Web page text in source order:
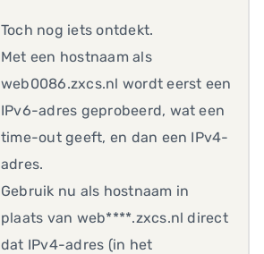
Toch nog iets ontdekt.
Met een hostnaam als
web0086.zxcs.nl wordt eerst een
IPv6-adres geprobeerd, wat een
time-out geeft, en dan een IPv4-
adres.
Gebruik nu als hostnaam in
plaats van web****.zxcs.nl direct
dat IPv4-adres (in het